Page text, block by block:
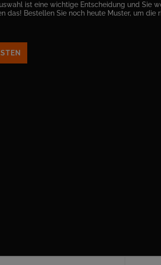
ist eine wichtige Entscheidung und Sie
das! Bestellen Sie noch heute Muster, um die